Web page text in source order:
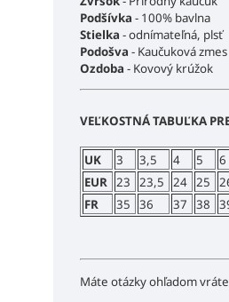
Podšívka - 100% bavlna
Stielka - odnímateľná, plsť
Podošva - Kaučuková zmes
Ozdoba - Kovový krúžok
VEĽKOSTNÁ TABUĽKA
UK 3 3,5 4 5 6
EUR 23 23,5 24 25
FR
35 36 37 38
Máte otázky ohľadom